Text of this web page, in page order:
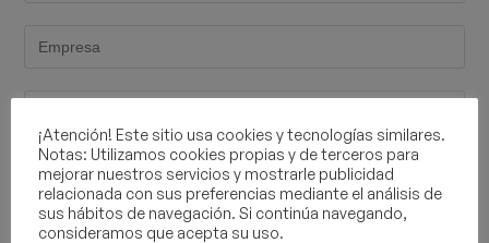
¡Atención! Este sitio usa cookies y tecnologías similares.
Notas: Utilizamos cookies propias y de terceros para
mejorar nuestros servicios y mostrarle publicidad
relacionada con sus preferencias mediante el análisis de
sus hábitos de navegación. Si continúa navegando,
consideramos que acepta su uso.